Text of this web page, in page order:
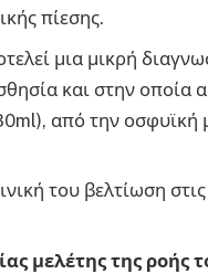
πίεσης.
μια μικρή
και στην οποία
από την οσφυϊκή
του βελτίωση
μελέτης της ροής